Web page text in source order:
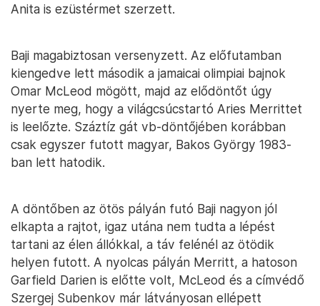
Anita is ezüstérmet szerzett.
Baji magabiztosan versenyzett. Az előfutamban
kiengedve lett második a jamaicai olimpiai bajnok
Omar McLeod mögött, majd az elődöntőt úgy
nyerte meg, hogy a világcsúcstartó Aries Merrittet
is leelőzte. Száztíz gát vb-döntőjében korábban
csak egyszer futott magyar, Bakos György 1983-
ban lett hatodik.
A döntőben az ötös pályán futó Baji nagyon jól
elkapta a rajtot, igaz utána nem tudta a lépést
tartani az élen állókkal, a táv felénél az ötödik
helyen futott. A nyolcas pályán Merritt, a hatoson
Garfield Darien is előtte volt, McLeod és a címvédő
Szergej Subenkov már látványosan ellépett